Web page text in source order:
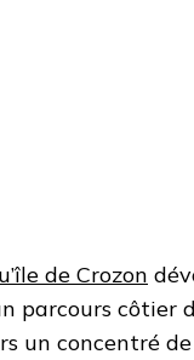
de Crozon
parcours côtier
un concentré